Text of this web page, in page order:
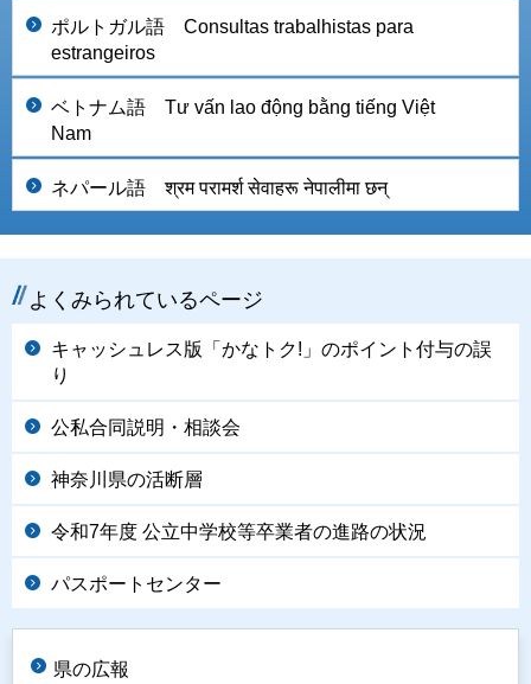
ポルトガル語 Consultas trabalhistas para
estrangeiros
ベトナム語 Tư vấn lao động bằng tiếng Việt
Nam
ネパール語 श्रम परामर्श सेवाहरू नेपालीमा छन्
よくみられているページ
キャッシュレス版「かなトク!」のポイント付与の誤
り
公私合同説明・相談会
神奈川県の活断層
令和7年度 公立中学校等卒業者の進路の状況
パスポートセンター
県の広報